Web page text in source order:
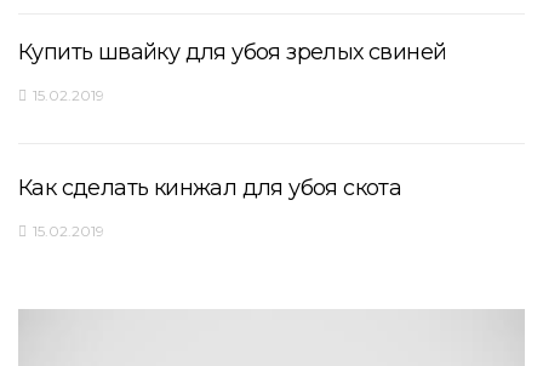
Купить швайку для убоя зрелых свиней
15.02.2019
Как сделать кинжал для убоя скота
15.02.2019